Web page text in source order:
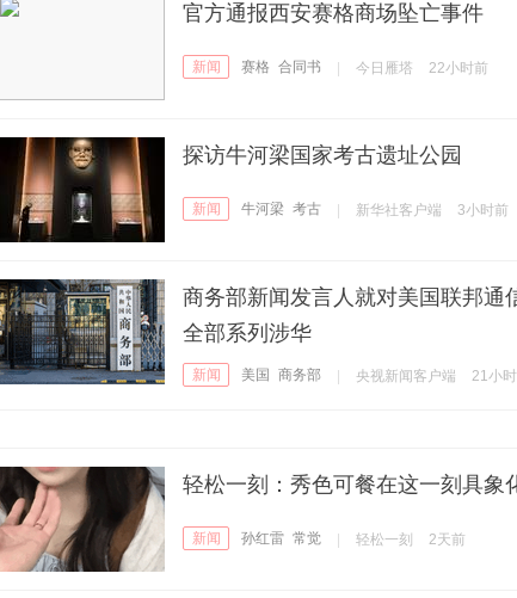
官方通报西安赛格商场坠亡事件
新闻 赛格 合同书 今日雁塔 22小时前
探访牛河梁国家考古遗址公园
新闻 牛河梁 考古 新华社客户端 3小时前
商务部新闻发言人就对美国联邦通
全部系列涉华
新闻 美国 商务部 央视新闻客户端 21小
轻松一刻：秀色可餐在这一刻具象
新闻 孙红雷 常觉 轻松一刻 2天前